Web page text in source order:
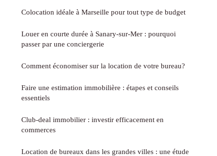
Colocation idéale à Marseille pour tout type de budget
Louer en courte durée à Sanary-sur-Mer : pourquoi
passer par une conciergerie
Comment économiser sur la location de votre bureau?
Faire une estimation immobilière : étapes et conseils
essentiels
Club-deal immobilier : investir efficacement en
commerces
Location de bureaux dans les grandes villes : une étude